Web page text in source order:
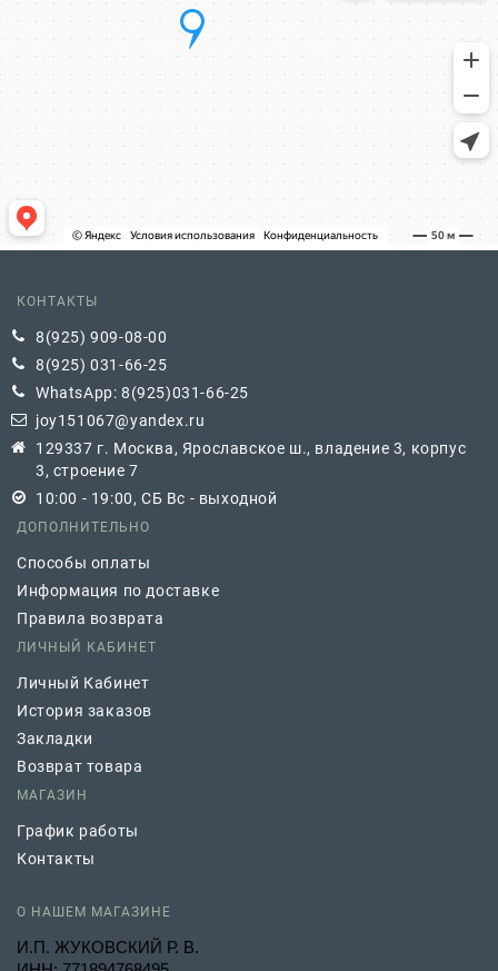
КОНТАКТЫ
8(925) 909-08-00
8(925) 031-66-25
WhatsApp: 8(925)031-66-25
joy151067@yandex.ru
129337 г. Москва, Ярославское ш., владение 3, корпус
3, строение 7
10:00 - 19:00, СБ Вс - выходной
ДОПОЛНИТЕЛЬНО
Способы оплаты
Информация по доставке
Правила возврата
ЛИЧНЫЙ КАБИНЕТ
Личный Кабинет
История заказов
Закладки
Возврат товара
МАГАЗИН
График работы
Контакты
О НАШЕМ МАГАЗИНЕ
И.П. ЖУКОВСКИЙ Р. В.